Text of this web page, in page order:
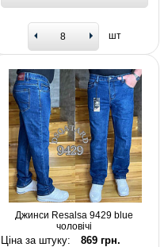
шт
Джинси Resalsa 9429 blue
чоловічі
Ціна за штуку: 869 грн.